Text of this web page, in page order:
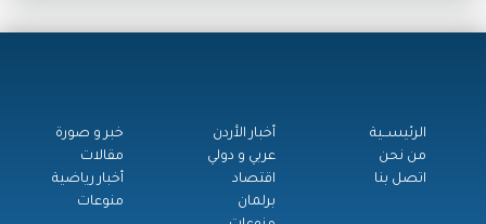
الرئيســية
من نحن
اتصل بنا
أخبار الأردن
عربي و دولي
اقتصاد
برلمان
خبر و صورة
مقالات
أخبار رياضية
منوعات